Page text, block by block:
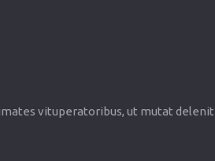
vituperatoribus, ut mutat delenit